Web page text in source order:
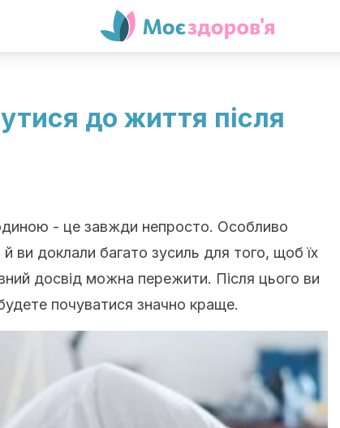
до життя після
- це завжди непросто. Особливо
ви доклали багато зусиль для того, щоб їх
досвід можна пережити. Після цього ви
почуватися значно краще.